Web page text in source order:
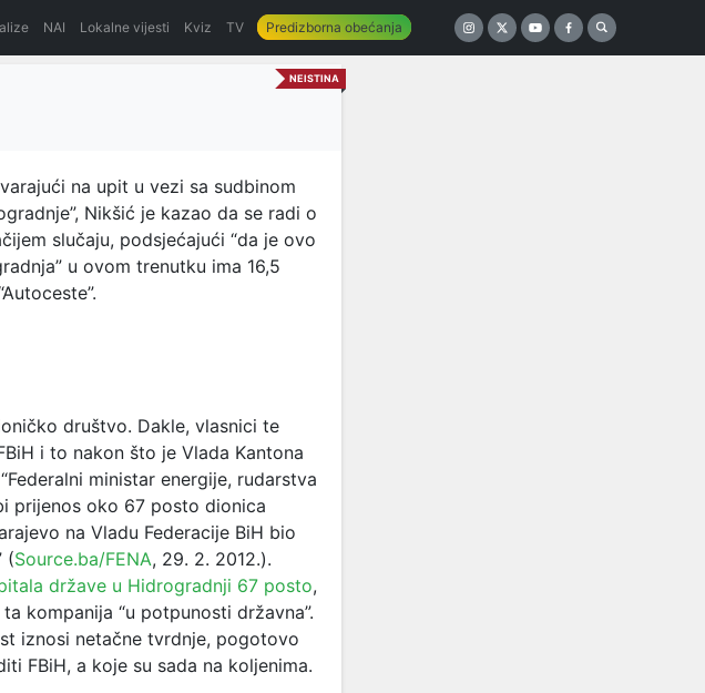
NAI Lokalne vijesti Kviz TV Predizborna obećanja
NEISTINA
na upit u vezi sa sudbinom
Nikšić je kazao da se radi o
slučaju, podsjećajući “da je ovo
u ovom trenutku ima 16,5
društvo. Dakle, vlasnici te
i to nakon što je Vlada Kantona
ministar energije, rudarstva
prijenos oko 67 posto dionica
na Vladu Federacije BiH bio
(Source.ba/FENA, 29. 2. 2012.).
države u Hidrogradnji 67 posto,
kompanija “u potpunosti državna”.
iznosi netačne tvrdnje, pogotovo
FBiH, a koje su sada na koljenima.